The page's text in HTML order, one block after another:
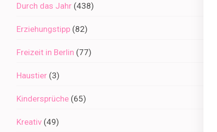
Durch das Jahr (438)
Erziehungstipp (82)
Freizeit in Berlin (77)
Haustier (3)
Kindersprüche (65)
Kreativ (49)